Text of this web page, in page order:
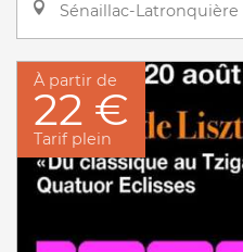
Sénaillac-Latronquière
À partir de
22 €
Tarif plein